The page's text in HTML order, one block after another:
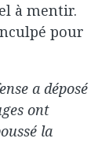
à mentir.
pour
a déposé
ont
la